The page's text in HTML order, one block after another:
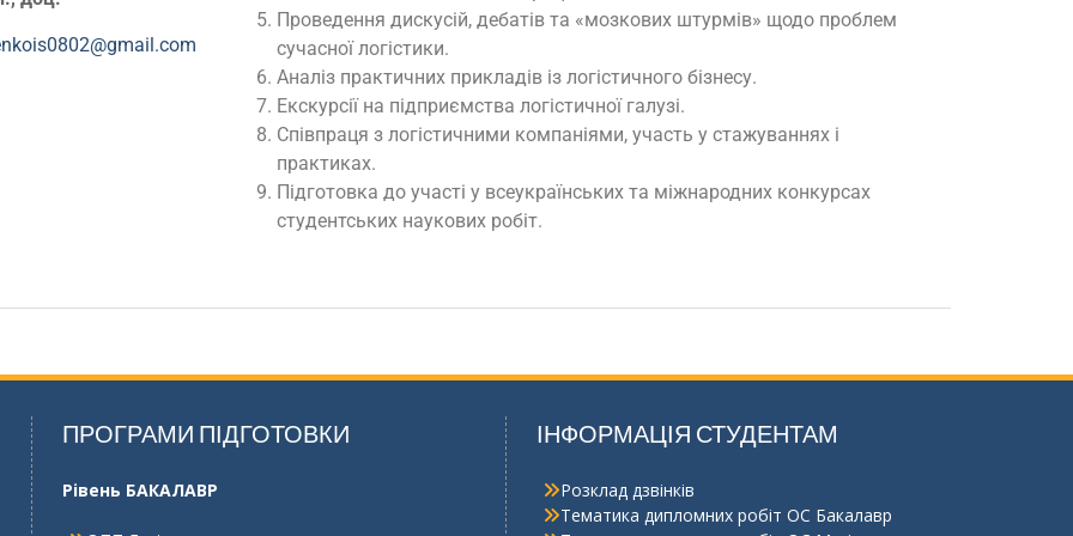
Проведення дискусій, дебатів та «мозкових штурмів» щодо проблем
сучасної логістики.
Аналіз практичних прикладів із логістичного бізнесу.
Екскурсії на підприємства логістичної галузі.
Співпраця з логістичними компаніями, участь у стажуваннях і
практиках.
Підготовка до участі у всеукраїнських та міжнародних конкурсах
студентських наукових робіт.
ПРОГРАМИ ПІДГОТОВКИ
Рівень БАКАЛАВР
ІНФОРМАЦІЯ СТУДЕНТАМ
Розклад дзвінків
Тематика дипломних робіт ОС Бакалавр